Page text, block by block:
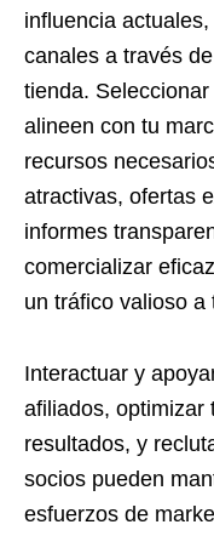
influencia
canales a través
tienda.
alineen con tu
recursos
atractivas, ofertas
informes
comercializar
un tráfico valioso a
Interactuar y
afiliados, optimizar
resultados, y
socios pueden
esfuerzos de